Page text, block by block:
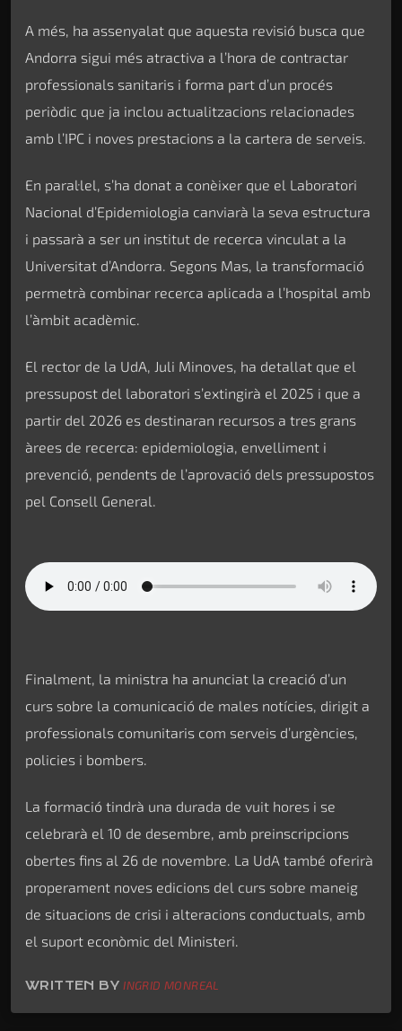
A més, ha assenyalat que aquesta revisió busca que
Andorra sigui més atractiva a l’hora de contractar
professionals sanitaris i forma part d’un procés
periòdic que ja inclou actualitzacions relacionades
amb l’IPC i noves prestacions a la cartera de serveis.
En paral·lel, s’ha donat a conèixer que el Laboratori
Nacional d’Epidemiologia canviarà la seva estructura
i passarà a ser un institut de recerca vinculat a la
Universitat d’Andorra. Segons Mas, la transformació
permetrà combinar recerca aplicada a l’hospital amb
l’àmbit acadèmic.
El rector de la UdA, Juli Minoves, ha detallat que el
pressupost del laboratori s’extingirà el 2025 i que a
partir del 2026 es destinaran recursos a tres grans
àrees de recerca: epidemiologia, envelliment i
prevenció, pendents de l’aprovació dels pressupostos
pel Consell General.
Finalment, la ministra ha anunciat la creació d’un
curs sobre la comunicació de males notícies, dirigit a
professionals comunitaris com serveis d’urgències,
policies i bombers.
La formació tindrà una durada de vuit hores i se
celebrarà el 10 de desembre, amb preinscripcions
obertes fins al 26 de novembre. La UdA també oferirà
properament noves edicions del curs sobre maneig
de situacions de crisi i alteracions conductuals, amb
el suport econòmic del Ministeri.
WRITTEN BY INGRID MONREAL